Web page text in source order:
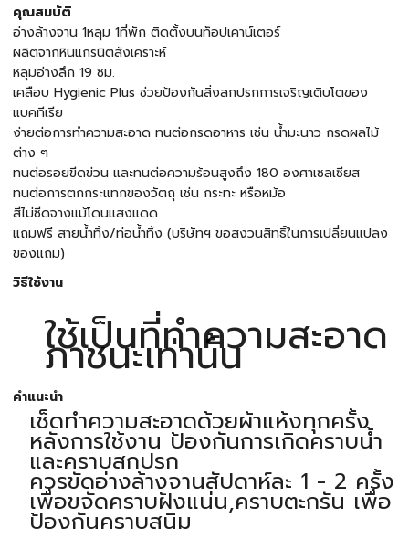
คุณสมบัติ
อ่างล้างจาน 1หลุม 1ที่พัก ติดตั้งบนท็อปเคาน์เตอร์
ผลิตจากหินแกรนิตสังเคราะห์
หลุมอ่างลึก 19 ซม.
เคลือบ Hygienic Plus ช่วยป้องกันสิ่งสกปรกการเจริญเติบโตของ
แบคทีเรีย
ง่ายต่อการทำความสะอาด ทนต่อกรดอาหาร เช่น น้ำมะนาว กรดผลไม้
ต่าง ๆ
ทนต่อรอยขีดข่วน และทนต่อความร้อนสูงถึง 180 องศาเซลเซียส
ทนต่อการตกกระแทกของวัตถุ เช่น กระทะ หรือหม้อ
สีไม่ซีดจางแม้โดนแสงแดด
แถมฟรี สายน้ำทิ้ง/ท่อน้ำทิ้ง (บริษัทฯ ขอสงวนสิทธิ์ในการเปลี่ยนแปลง
ของแถม)
วิธีใช้งาน
ใช้เป็นที่ทำความสะอาด
ภาชนะเท่านั้น
คำแนะนำ
เช็ดทำความสะอาดด้วยผ้าแห้งทุกครั้ง
หลังการใช้งาน ป้องกันการเกิดคราบน้ำ
และคราบสกปรก
ควรขัดอ่างล้างจานสัปดาห์ละ 1 - 2 ครั้ง
เพื่อขจัดคราบฝังแน่น,คราบตะกรัน เพื่อ
ป้องกันคราบสนิม